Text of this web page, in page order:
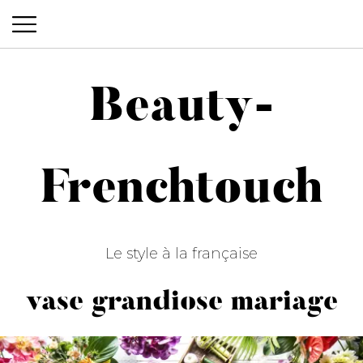
Beauty-Frenchtouch
Beauty-
Frenchtouch
Le style à la française
vase grandiose mariage